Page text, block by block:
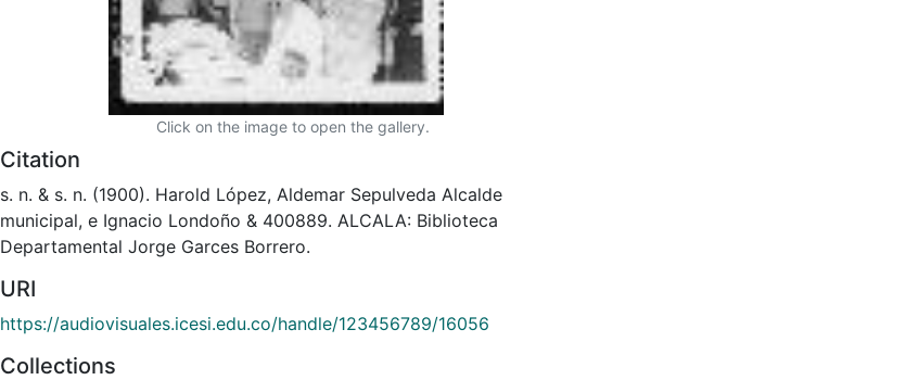
Click on the image to open the gallery.
Citation
s. n. & s. n. (1900). Harold López, Aldemar Sepulveda Alcalde
municipal, e Ignacio Londoño & 400889. ALCALA: Biblioteca
Departamental Jorge Garces Borrero.
URI
https://audiovisuales.icesi.edu.co/handle/123456789/16056
Collections